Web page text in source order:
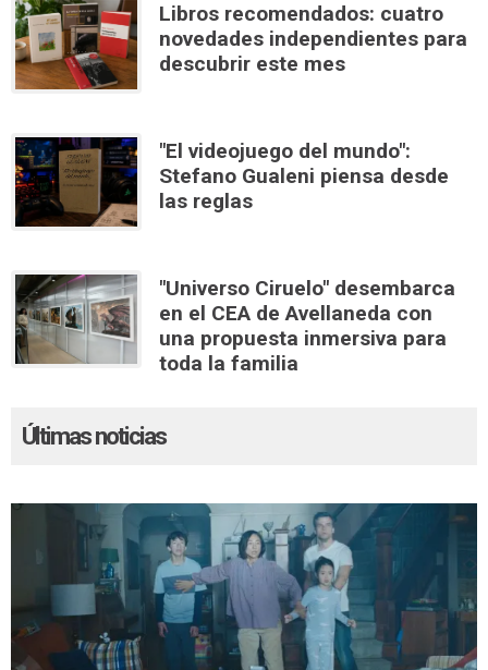
Libros recomendados: cuatro
novedades independientes para
descubrir este mes
"El videojuego del mundo":
Stefano Gualeni piensa desde
las reglas
"Universo Ciruelo" desembarca
en el CEA de Avellaneda con
una propuesta inmersiva para
toda la familia
Últimas noticias